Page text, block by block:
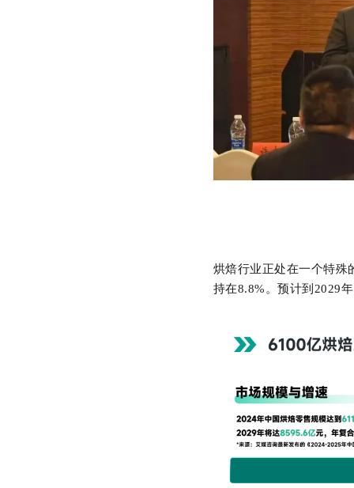
烘焙行业正处在一个特殊
持在8.8% 。 预计到 2029年